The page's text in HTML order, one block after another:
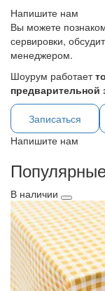
Напишите нам
Вы можете
сервировки,
менеджером.
Шоурум работает
предварительной
Записаться
Напишите нам
В наличии